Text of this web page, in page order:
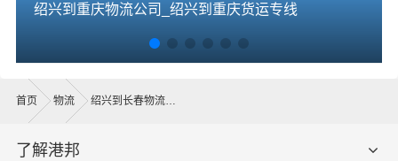
绍兴到重庆物流公司_绍兴到重庆货运专线
首页 物流 绍兴到长春物流公司
了解港邦